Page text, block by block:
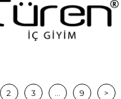
2 3 ... 9 >